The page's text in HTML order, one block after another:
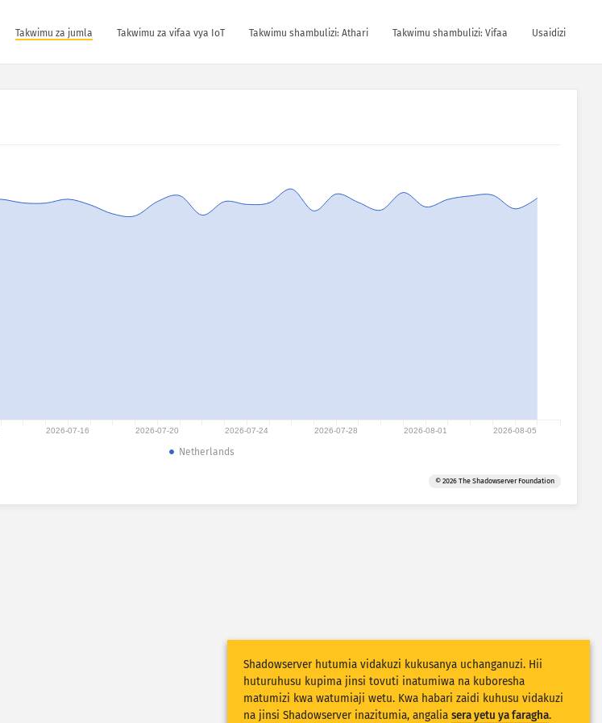
Takwimu za jumla Takwimu za vifaa vya IoT Takwimu shambulizi: Athari Takwimu shambulizi: Vifaa Usaidizi
2026-07-16 2026-07-20 2026-07-24 2026-07-28 2026-08-01 2026-08-05
Netherlands
© 2026 The Shadowserver Foundation
Shadowserver hutumia vidakuzi kukusanya uchanganuzi. Hii
huturuhusu kupima jinsi tovuti inatumiwa na kuboresha
matumizi kwa watumiaji wetu. Kwa habari zaidi kuhusu vidakuzi
na jinsi Shadowserver inazitumia, angalia sera yetu ya faragha.